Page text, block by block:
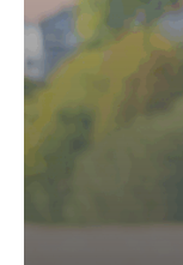
19 juin 2026